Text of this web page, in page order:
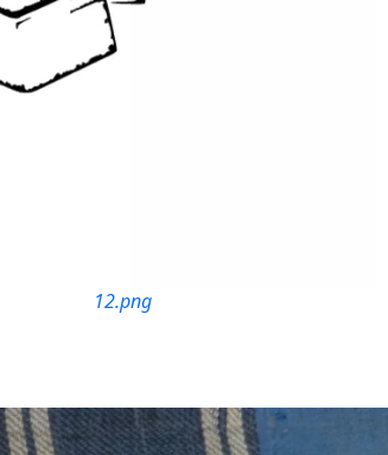
12.png